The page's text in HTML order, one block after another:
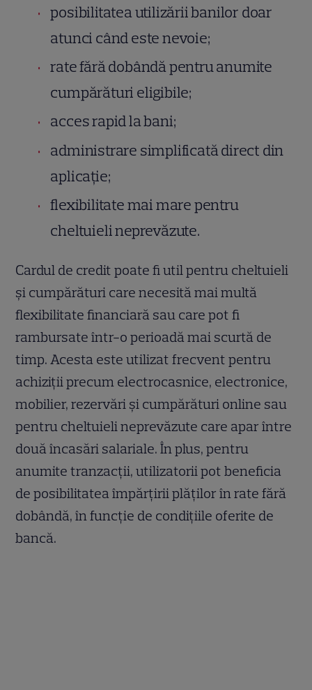
posibilitatea utilizării banilor doar
atunci când este nevoie;
rate fără dobândă pentru anumite
cumpărături eligibile;
acces rapid la bani;
administrare simplificată direct din
aplicație;
flexibilitate mai mare pentru
cheltuieli neprevăzute.
Cardul de credit poate fi util pentru cheltuieli
și cumpărături care necesită mai multă
flexibilitate financiară sau care pot fi
rambursate într-o perioadă mai scurtă de
timp. Acesta este utilizat frecvent pentru
achiziții precum electrocasnice, electronice,
mobilier, rezervări și cumpărături online sau
pentru cheltuieli neprevăzute care apar între
două încasări salariale. În plus, pentru
anumite tranzacții, utilizatorii pot beneficia
de posibilitatea împărțirii plăților în rate fără
dobândă, în funcție de condițiile oferite de
bancă.